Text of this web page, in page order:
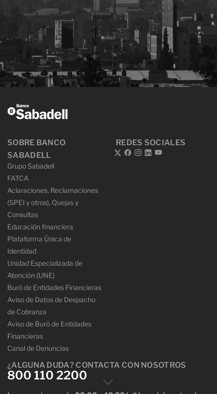
SOBRE BANCO
SABADELL
Grupo Sabadell
FATCA
Aclaraciones, Reclamaciones
(SPEI y otros), Quejas y
Consultas
Educación financiera
Plataforma Ünica de
Identidad
Unidad Especializada de
Atención (UNE)
Buró de Entidades Financieras
Aviso de Datos de Despacho
de Cobranza
Aviso de Buró de Entidades
Financieras
Canal de Denuncias
REDES SOCIALES
¿ALGUNA DUDA? CONTACTA CON NOSOTROS
800 110 2200